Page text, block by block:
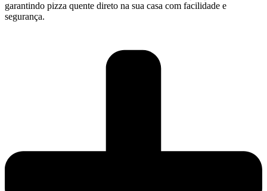
garantindo pizza quente direto na sua casa com facilidade e
segurança.